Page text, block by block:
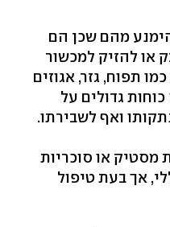
מהם שכן הם
או להזיק למכשור
תפוח, גזר, אגוזים
גדולים על
ואף לשבירתו.
מסטיק או סוכריות
אך בעת טיפול